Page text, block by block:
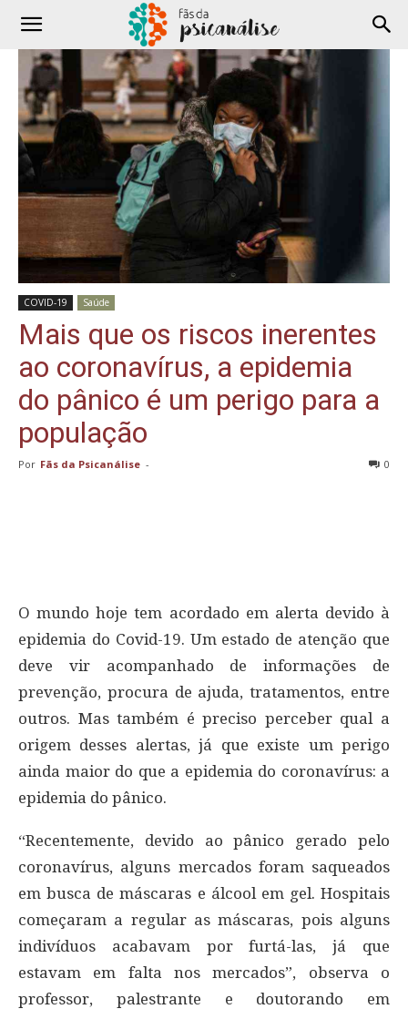
COVID-19 Saúde
Mais que os riscos inerentes
ao coronavírus, a epidemia
do pânico é um perigo para a
população
Por Fãs da Psicanálise - 0
O mundo hoje tem acordado em alerta devido à
epidemia do Covid-19. Um estado de atenção que
deve vir acompanhado de informações de
prevenção, procura de ajuda, tratamentos, entre
outros. Mas também é preciso perceber qual a
origem desses alertas, já que existe um perigo
ainda maior do que a epidemia do coronavírus: a
epidemia do pânico.
“Recentemente, devido ao pânico gerado pelo
coronavírus, alguns mercados foram saqueados
em busca de máscaras e álcool em gel. Hospitais
começaram a regular as máscaras, pois alguns
indivíduos acabavam por furtá-las, já que
estavam em falta nos mercados”, observa o
professor, palestrante e doutorando em